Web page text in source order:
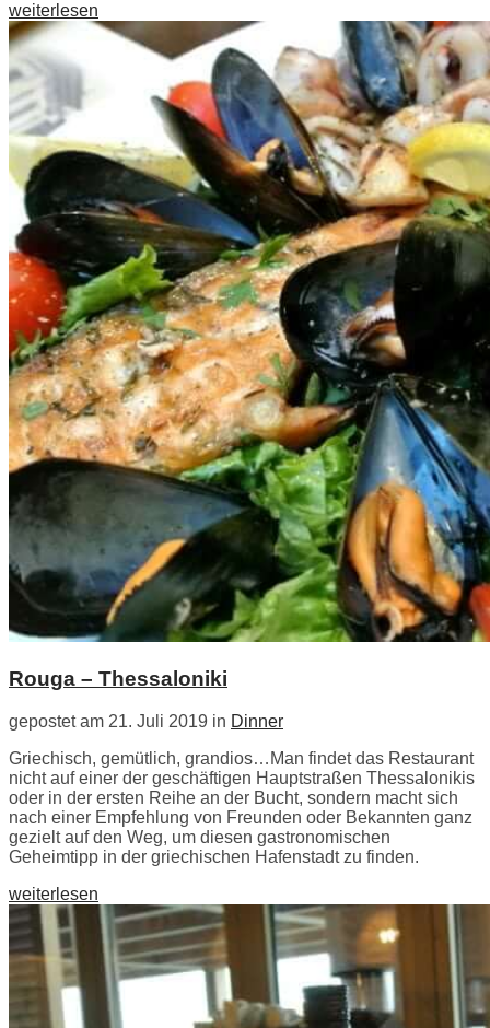
weiterlesen
Rouga – Thessaloniki
gepostet am 21. Juli 2019 in Dinner
Griechisch, gemütlich, grandios…Man findet das Restaurant
nicht auf einer der geschäftigen Hauptstraßen Thessalonikis
oder in der ersten Reihe an der Bucht, sondern macht sich
nach einer Empfehlung von Freunden oder Bekannten ganz
gezielt auf den Weg, um diesen gastronomischen
Geheimtipp in der griechischen Hafenstadt zu finden.
weiterlesen